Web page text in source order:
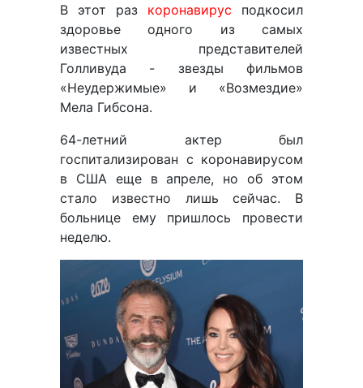
В этот раз коронавирус подкосил
здоровье одного из самых
известных представителей
Голливуда - звезды фильмов
«Неудержимые» и «Возмездие»
Мела Гибсона.
64-летний актер был
госпитализирован с коронавирусом
в США еще в апреле, но об этом
стало известно лишь сейчас. В
больнице ему пришлось провести
неделю.